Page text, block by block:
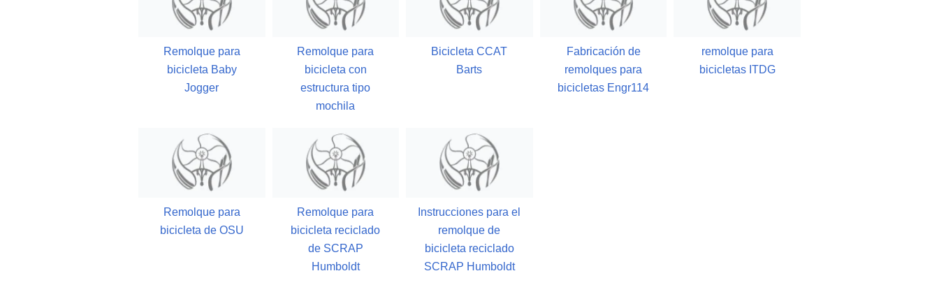
Remolque para
bicicleta Baby
Jogger
Remolque para
bicicleta con
estructura tipo
mochila
Bicicleta CCAT
Barts
Fabricación de
remolques para
bicicletas Engr114
remolque para
bicicletas ITDG
Remolque para
bicicleta de OSU
Remolque para
bicicleta reciclado
de SCRAP
Humboldt
Instrucciones para el
remolque de
bicicleta reciclado
SCRAP Humboldt